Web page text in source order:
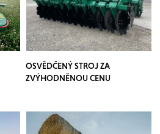
OSVĚDČENÝ STROJ ZA
ZVÝHODNĚNOU CENU